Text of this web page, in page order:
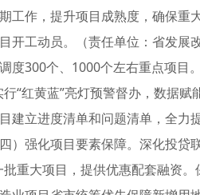
工作，提升项目成熟度，确保
开工动员。（责任单位：省发
度300个、1000个左右重点项目
“红黄蓝”亮灯预警督办，数据
建立进度清单和问题清单，全
）强化项目要素保障。深化投贷
批重大项目，提供优惠配套融资